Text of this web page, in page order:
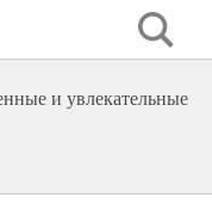
и увлекательные